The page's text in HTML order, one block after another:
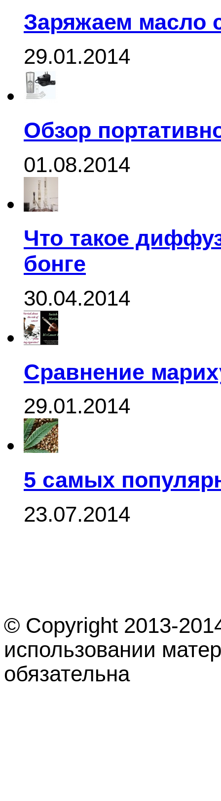
Заряжаем масло
29.01.2014
Обзор
01.08.2014
Что такое
бонге
30.04.2014
Сравнение
29.01.2014
5 самых
23.07.2014
© Copyright 2013-
использовании
обязательна